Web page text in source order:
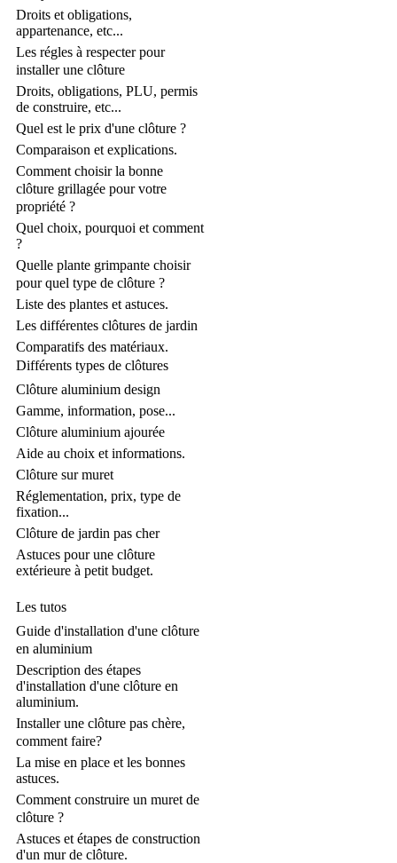
Droits et obligations,
appartenance, etc...
Les régles à respecter pour
installer une clôture
Droits, obligations, PLU, permis
de construire, etc...
Quel est le prix d'une clôture ?
Comparaison et explications.
Comment choisir la bonne
clôture grillagée pour votre
propriété ?
Quel choix, pourquoi et comment
?
Quelle plante grimpante choisir
pour quel type de clôture ?
Liste des plantes et astuces.
Les différentes clôtures de jardin
Comparatifs des matériaux.
Différents types de clôtures
Clôture aluminium design
Gamme, information, pose...
Clôture aluminium ajourée
Aide au choix et informations.
Clôture sur muret
Réglementation, prix, type de
fixation...
Clôture de jardin pas cher
Astuces pour une clôture
extérieure à petit budget.
Les tutos
Guide d'installation d'une clôture
en aluminium
Description des étapes
d'installation d'une clôture en
aluminium.
Installer une clôture pas chère,
comment faire?
La mise en place et les bonnes
astuces.
Comment construire un muret de
clôture ?
Astuces et étapes de construction
d'un mur de clôture.